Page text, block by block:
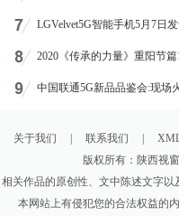
LGVelvet5G智能手机5月7日
2020《传承的力量》重阳节篇
中国联通5G新品品鉴会:现场
关于我们 联系我们
版权所有：陕西视
相关作品的原创性、文中陈述文字
本网站上有侵犯您的合法权益的